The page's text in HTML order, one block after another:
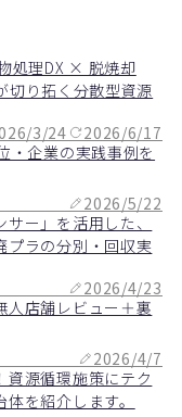
処理DX × 脱焼却
切り拓く分散型資源
3/24
2026/6/17
・企業の実践事例を
2026/5/22
サー」を活用した、
プラの分別・回収実
2026/4/23
人店舗レビュー＋裏
2026/4/7
資源循環施策にテク
を紹介します。